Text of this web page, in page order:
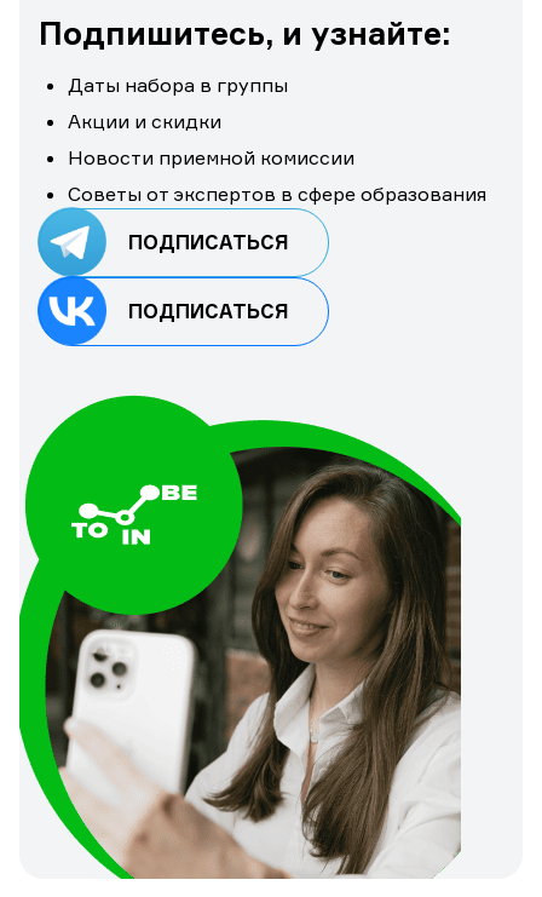
Подпишитесь, и узнайте:
Даты набора в группы
Акции и скидки
Новости приемной комиссии
Советы от экспертов в сфере образования
ПОДПИСАТЬСЯ
ПОДПИСАТЬСЯ